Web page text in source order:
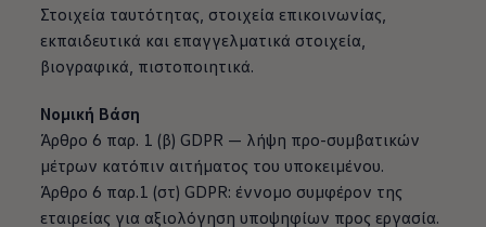
Στοιχεία ταυτότητας, στοιχεία επικοινωνίας,
εκπαιδευτικά και επαγγελματικά στοιχεία,
βιογραφικά, πιστοποιητικά.
Νομική Βάση
Άρθρο 6 παρ. 1 (β) GDPR — λήψη προ-συμβατικών
μέτρων κατόπιν αιτήματος του υποκειμένου.
Άρθρο 6 παρ.1 (στ) GDPR: έννομο συμφέρον της
εταιρείας για αξιολόγηση υποψηφίων προς εργασία.